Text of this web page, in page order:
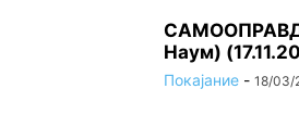
Наум)
Покајание - 18/03/